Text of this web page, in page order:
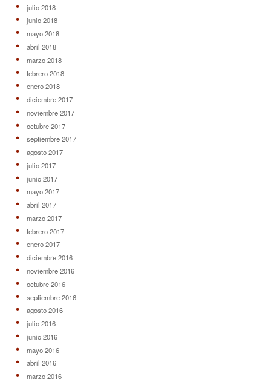
julio 2018
junio 2018
mayo 2018
abril 2018
marzo 2018
febrero 2018
enero 2018
diciembre 2017
noviembre 2017
octubre 2017
septiembre 2017
agosto 2017
julio 2017
junio 2017
mayo 2017
abril 2017
marzo 2017
febrero 2017
enero 2017
diciembre 2016
noviembre 2016
octubre 2016
septiembre 2016
agosto 2016
julio 2016
junio 2016
mayo 2016
abril 2016
marzo 2016